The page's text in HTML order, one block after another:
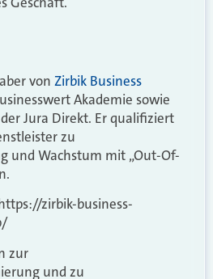
von Zirbik Business
Akademie sowie
Jura Direkt. Er qualifiziert
zu
und Wachstum mit „Out-Of-
zirbik-business-
zur
und zu